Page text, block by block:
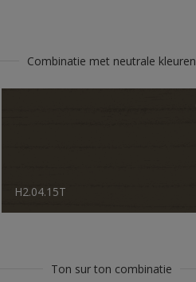
Combinatie met neutrale kleuren
H2.04.15T
Ton sur ton combinatie